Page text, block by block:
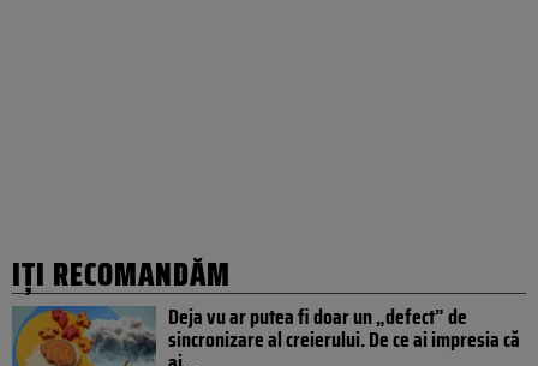
IȚI RECOMANDĂM
Deja vu ar putea fi doar un „defect” de
sincronizare al creierului. De ce ai impresia că